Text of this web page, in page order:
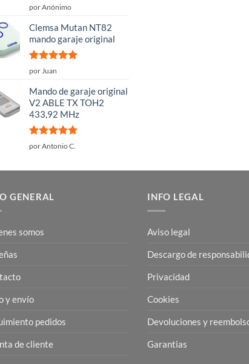
Valorado
5
por Anónimo
Clemsa Mutan NT82
mando garaje original
Valorado
por Juan
Mando de garaje original
V2 ABLE TX TOH2
433,92 MHz
Valorado
por Antonio C.
GENERAL
somos
y envío
pedidos
de cliente
INFO LEGAL
Aviso legal
Descargo de
Privacidad
Cookies
Devoluciones y
Garantias